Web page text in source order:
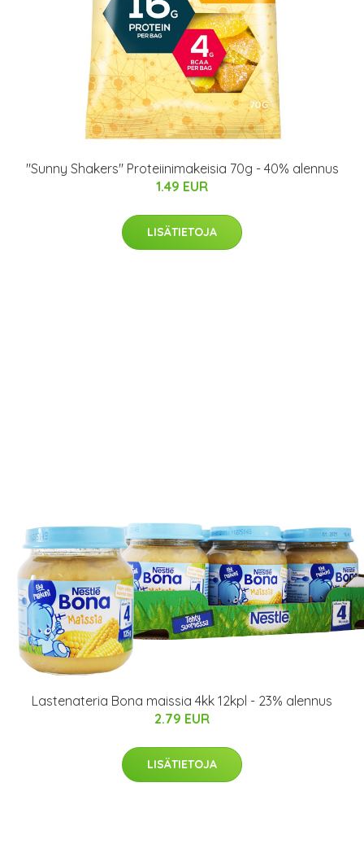
"Sunny Shakers" Proteiinimakeisia 70g - 40% alennus
1.49 EUR
LISÄTIETOJA
Lastenateria Bona maissia 4kk 12kpl - 23% alennus
2.79 EUR
LISÄTIETOJA